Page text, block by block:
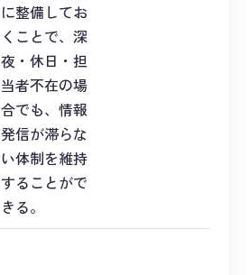
に整備してお
くことで、深
夜・休日・担
当者不在の場
合でも、情報
発信が滞らな
い体制を維持
することがで
きる。